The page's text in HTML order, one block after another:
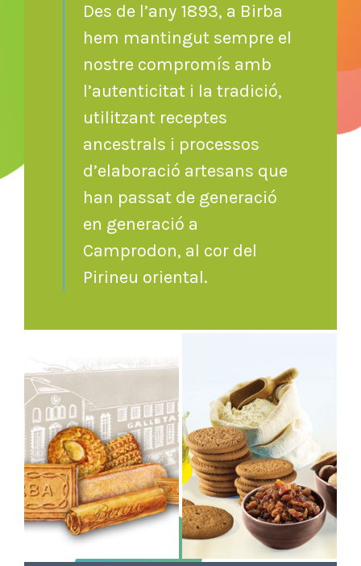
Des de l’any 1893, a Birba
hem mantingut sempre el
nostre compromís amb
l’autenticitat i la tradició,
utilitzant receptes
ancestrals i processos
d’elaboració artesans que
han passat de generació
en generació a
Camprodon, al cor del
Pirineu oriental.